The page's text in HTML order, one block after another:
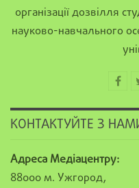
організації дозвілля
науково-навчального
КОНТАКТУЙТЕ З
Адреса Медіацентру:
88000 м. Ужгород,